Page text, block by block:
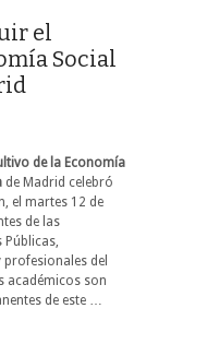
el
Social
de la Economía
de Madrid celebró
el martes 12 de
de las
del
académicos son
de este …